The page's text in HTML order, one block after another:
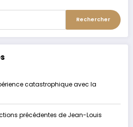
Rechercher
catastrophique avec la
précédentes de Jean-Louis